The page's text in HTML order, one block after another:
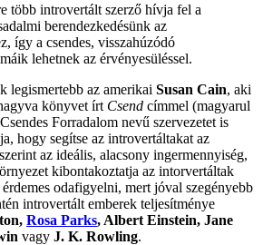
több introvertált szerző hívja fel a
berendezkedésünk az
így a csendes, visszahúzódó
lehetnek az érvényesüléssel.
legismertebb az amerikai Susan Cain, aki
könyvet írt Csend címmel (magyarul
Forradalom nevű szervezetet is
hogy segítse az introvertáltakat az
az ideális, alacsony ingermennyiség,
kibontakoztatja az intorvertáltak
odafigyelni, mert jóval szegényebb
introvertált emberek teljesítménye
Rosa Parks, Albert Einstein, Jane
vagy J. K. Rowling.